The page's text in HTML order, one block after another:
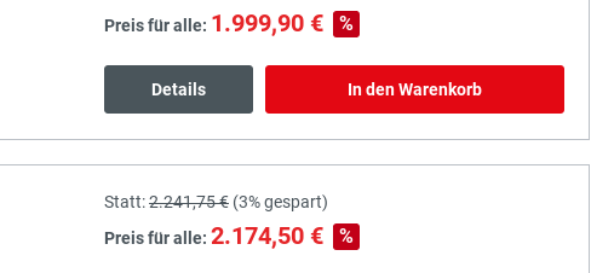
Preis für alle: 1.999,90 € %
Details In den Warenkorb
Statt:2.241,75 € (3%gespart)
Preis für alle: 2.174,50 € %